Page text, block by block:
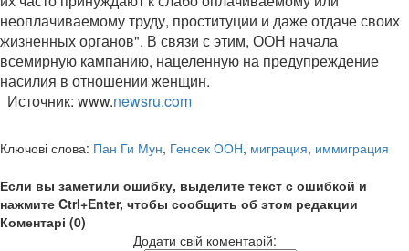
неоплачиваемому труду, проституции и даже отдаче своих
жизненных органов". В связи с этим, ООН начала
всемирную кампанию, нацеленную на предупреждение
насилия в отношении женщин.
Источник: www.newsru.com
Ключові слова: Пан Ги Мун, Генсек ООН, миграция, иммиграция
Если вы заметили ошибку, выделите текст с ошибкой и
нажмите Ctrl+Enter, чтобы сообщить об этом редакции
Коментарі (0)
Додати свій коментарій: